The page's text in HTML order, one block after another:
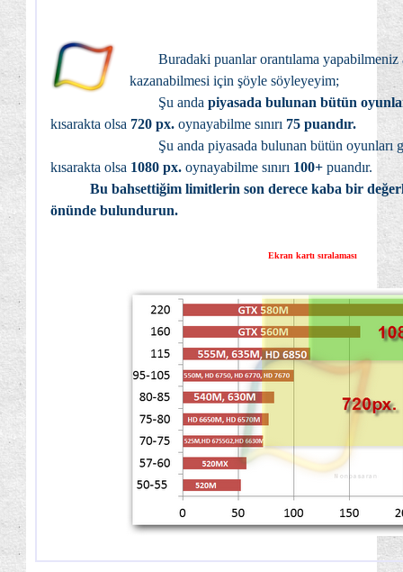
Buradaki puanlar orantılama
kazanabilmesi için şöyle söyleyeyim;
Şu anda piyasada bulunan bütün
kısarakta olsa 720 px. oynayabilme sınırı 75 puandır.
Şu anda piyasada bulunan bütün oyunları
kısarakta olsa 1080 px. oynayabilme sınırı 100+ puandır.
Bu bahsettiğim limitlerin son derece kaba bir
önünde bulundurun.
Ekran kartı sıralaması